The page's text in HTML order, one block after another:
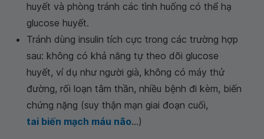
huyết và phòng tránh các tình huống có thể hạ
glucose huyết.
Tránh dùng insulin tích cực trong các trường hợp
sau: không có khả năng tự theo dõi glucose
huyết, ví dụ như người già, không có máy thử
đường, rối loạn tâm thần, nhiều bệnh đi kèm, biến
chứng nặng (suy thận mạn giai đoạn cuối,
tai biến mạch máu não...)